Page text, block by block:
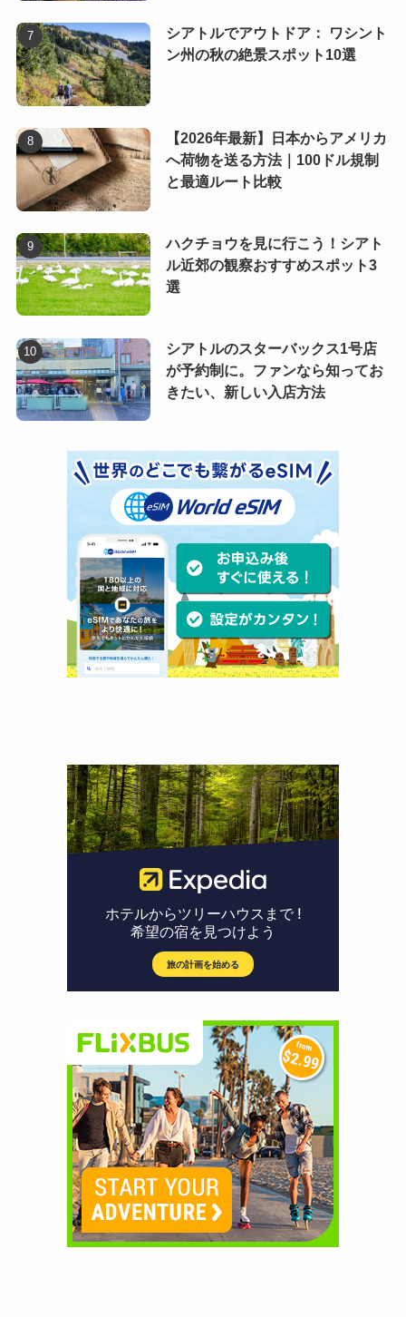
シアトルでアウトドア： ワシント
ン州の秋の絶景スポット10選
【2026年最新】日本からアメリカ
へ荷物を送る方法｜100ドル規制
と最適ルート比較
ハクチョウを見に行こう！シアト
ル近郊の観察おすすめスポット3
選
シアトルのスターバックス1号店
が予約制に。ファンなら知ってお
きたい、新しい入店方法